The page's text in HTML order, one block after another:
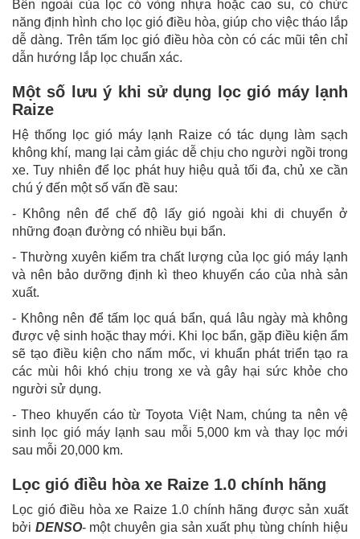
Bên ngoài của lọc có vòng nhựa hoặc cao su, có chức
năng định hình cho lọc gió điều hòa, giúp cho việc tháo lắp
dễ dàng. Trên tấm lọc gió điều hòa còn có các mũi tên chỉ
dẫn hướng lắp lọc chuẩn xác.
Một số lưu ý khi sử dụng lọc gió máy lạnh
Raize
Hệ thống lọc gió máy lạnh Raize có tác dụng làm sạch
không khí, mang lại cảm giác dễ chịu cho người ngồi trong
xe. Tuy nhiên để lọc phát huy hiệu quả tối đa, chủ xe cần
chú ý đến một số vấn đề sau:
- Không nên để chế độ lấy gió ngoài khi di chuyển ở
những đoạn đường có nhiều bụi bẩn.
- Thường xuyên kiểm tra chất lượng của lọc gió máy lạnh
và nên bảo dưỡng định kì theo khuyến cáo của nhà sản
xuất.
- Không nên để tấm lọc quá bẩn, quá lâu ngày mà không
được vệ sinh hoặc thay mới. Khi lọc bẩn, gặp điều kiện ẩm
sẽ tạo điều kiện cho nấm mốc, vi khuẩn phát triển tạo ra
các mùi hôi khó chịu trong xe và gây hại sức khỏe cho
người sử dụng.
- Theo khuyến cáo từ Toyota Việt Nam, chúng ta nên vệ
sinh lọc gió máy lạnh sau mỗi 5,000 km và thay lọc mới
sau mỗi 20,000 km.
Lọc gió điều hòa xe Raize 1.0 chính hãng
Lọc gió điều hòa xe Raize 1.0 chính hãng được sản xuất
bởi DENSO- một chuyên gia sản xuất phụ tùng chính hiệu